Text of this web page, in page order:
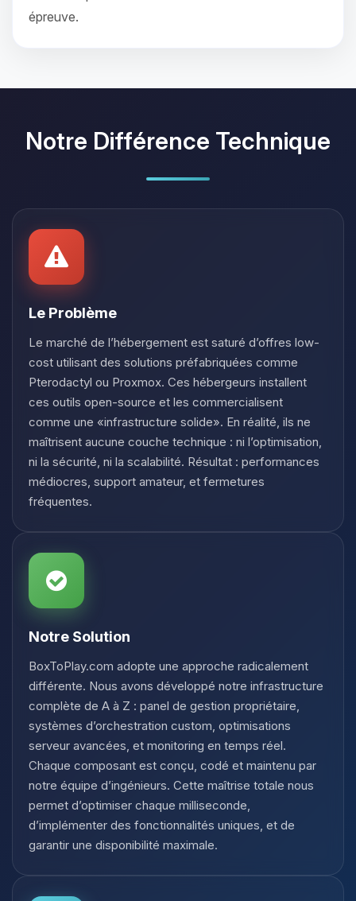
épreuve.
Notre Différence Technique
Le Problème
Le marché de l’hébergement est saturé d’offres low-
cost utilisant des solutions préfabriquées comme
Pterodactyl ou Proxmox. Ces hébergeurs installent
ces outils open-source et les commercialisent
comme une «infrastructure solide». En réalité, ils ne
maîtrisent aucune couche technique : ni l’optimisation,
ni la sécurité, ni la scalabilité. Résultat : performances
médiocres, support amateur, et fermetures
fréquentes.
Notre Solution
BoxToPlay.com adopte une approche radicalement
différente. Nous avons développé notre infrastructure
complète de A à Z : panel de gestion propriétaire,
systèmes d’orchestration custom, optimisations
serveur avancées, et monitoring en temps réel.
Chaque composant est conçu, codé et maintenu par
notre équipe d’ingénieurs. Cette maîtrise totale nous
permet d’optimiser chaque milliseconde,
d’implémenter des fonctionnalités uniques, et de
garantir une disponibilité maximale.
Youpi, enfin quelqu’un pour me